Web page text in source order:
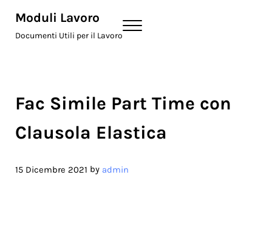
Moduli Lavoro
Documenti Utili per il Lavoro
Menu
Fac Simile Part Time con
Clausola Elastica
15 Dicembre 2021 by admin